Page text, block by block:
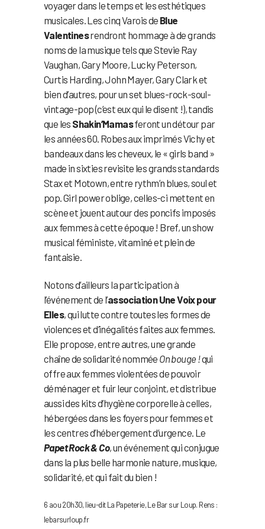
voyager dans le temps et les esthétiques
musicales. Les cinq Varois de Blue
Valentinesrendront hommage à de grands
noms de la musique tels que Stevie Ray
Vaughan, Gary Moore, Lucky Peterson,
Curtis Harding, John Mayer, Gary Clark et
bien d’autres, pour un set blues-rock-soul-
vintage-pop (c’est eux qui le disent !), tandis
que les Shakin’Mamasferont un détour par
les années 60. Robes aux imprimés Vichy et
bandeaux dans les cheveux, le « girls band »
made in sixties revisite les grands standards
Stax et Motown, entre rythm’n blues, soul et
pop. Girl power oblige, celles-ci mettent en
scène et jouent autour des poncifs imposés
aux femmes à cette époque ! Bref, un show
musical féministe, vitaminé et plein de
fantaisie.
Notons d’ailleurs la participation à
l’événement de l’association Une Voix pour
Elles, qui lutte contre toutes les formes de
violences et d’inégalités faites aux femmes.
Elle propose, entre autres, une grande
chaîne de solidarité nommée On bouge !qui
offre aux femmes violentées de pouvoir
déménager et fuir leur conjoint, et distribue
aussi des kits d’hygiène corporelle à celles,
hébergées dans les foyers pour femmes et
les centres d’hébergement d’urgence. Le
Papet Rock & Co, un événement qui conjugue
dans la plus belle harmonie nature, musique,
solidarité, et qui fait du bien !
6 aou 20h30, lieu-dit La Papeterie, Le Bar sur Loup. Rens :
lebarsurloup.fr